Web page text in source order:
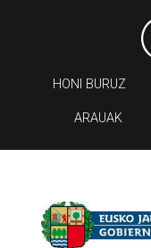
HONI BURUZ
ARAUAK